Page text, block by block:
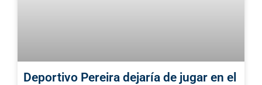
Deportivo Pereira dejaría de jugar en el